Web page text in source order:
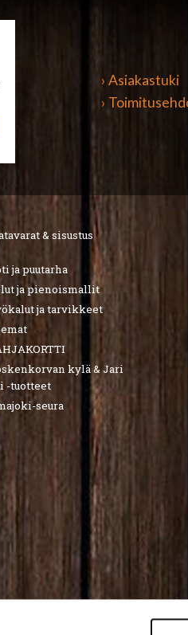
› Asiakastuki
›
& sisustus
ja puutarha
ja pienoismallit
ja tarvikkeet
kylä & Jari
-tuotteet
seura